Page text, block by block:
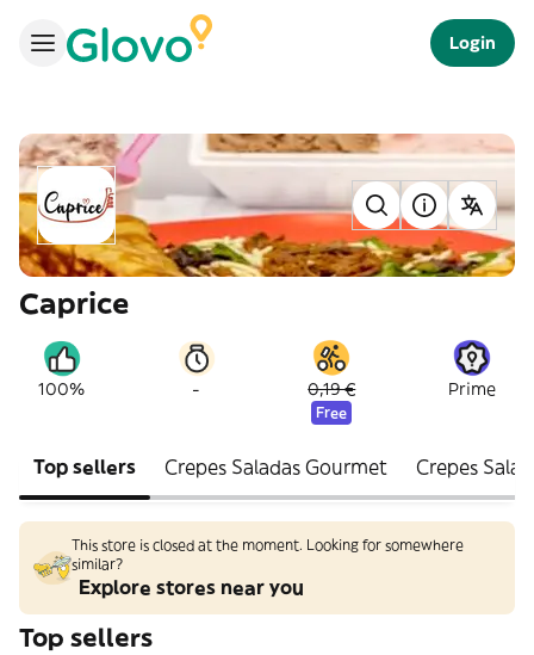
Login
Caprice
100% - 0,19 €
Free
Prime
Top sellers Crepes Saladas Gourmet Crepes
This store is closed at the moment. Looking for somewhere
similar?
Explore stores near you
Top sellers